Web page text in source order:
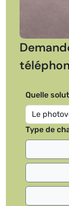
Quelle
Type de